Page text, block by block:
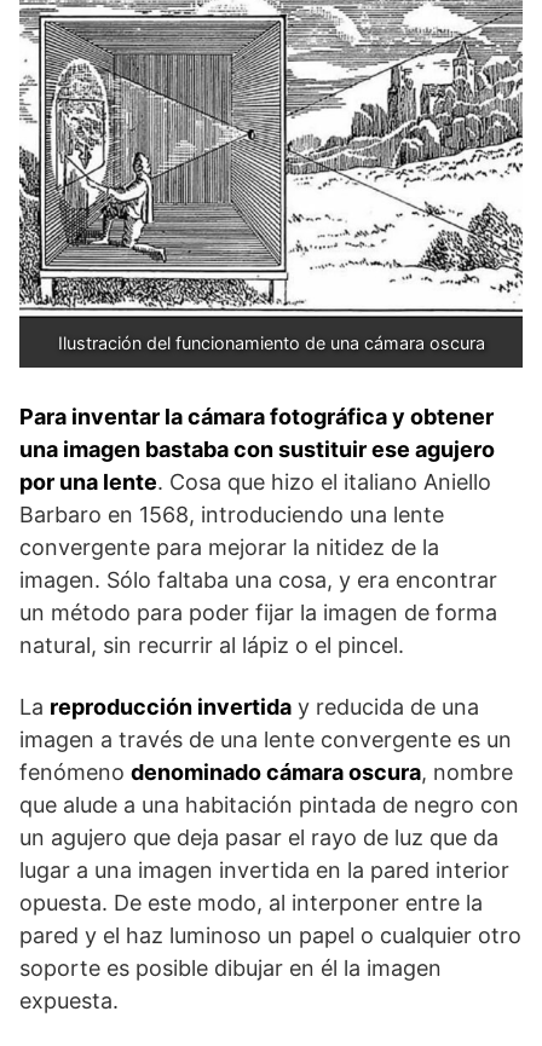
Ilustración del funcionamiento de una cámara oscura
Para inventar la cámara fotográfica y obtener
una imagen bastaba con sustituir ese agujero
por una lente. Cosa que hizo el italiano Aniello
Barbaro en 1568, introduciendo una lente
convergente para mejorar la nitidez de la
imagen. Sólo faltaba una cosa, y era encontrar
un método para poder fijar la imagen de forma
natural, sin recurrir al lápiz o el pincel.
La reproducción invertida y reducida de una
imagen a través de una lente convergente es un
fenómeno denominado cámara oscura, nombre
que alude a una habitación pintada de negro con
un agujero que deja pasar el rayo de luz que da
lugar a una imagen invertida en la pared interior
opuesta. De este modo, al interponer entre la
pared y el haz luminoso un papel o cualquier otro
soporte es posible dibujar en él la imagen
expuesta.